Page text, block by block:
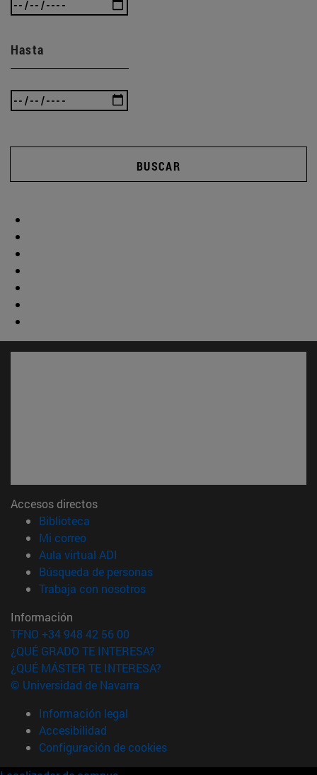
Hasta
BUSCAR
Accesos directos
Biblioteca
Mi correo(abre en nueva ventana)
Aula virtual ADI
Búsqueda de personas(abre en nueva ventana)
Trabaja con nosotros(abre en nueva ventana)
Información
TFNO +34 948 42 56 00
¿QUÉ GRADO TE INTERESA?
¿QUÉ MÁSTER TE INTERESA?
© Universidad de Navarra
Información legal
Accesibilidad
Configuración de cookies